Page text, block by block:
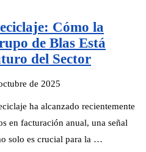
Cómo la
de Blas Está
del Sector
de 2025
ha alcanzado recientemente
en facturación anual, una señal
solo es crucial para la …